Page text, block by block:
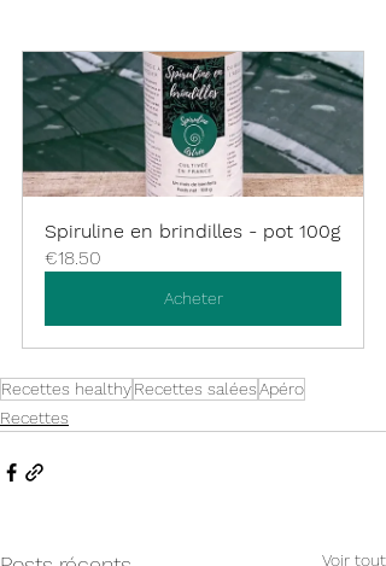
Spiruline en brindilles - pot 100g
€18.50
Acheter
Recettes healthyRecettes saléesApéro
Recettes
Voir tout